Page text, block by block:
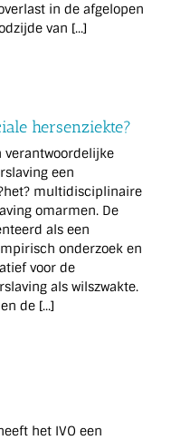
in de afgelopen
van [...]
hersenziekte?
verantwoordelijke
een
multidisciplinaire
omarmen. De
als een
onderzoek en
voor de
als wilszwakte.
de [...]
het IVO een